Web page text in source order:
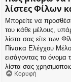
λίστες Φίλων
Μπορείτε να
του κάθε μέλους,
λίστα σας είτε των
Πίνακα Ελέγχου
εισάγοντας το όνομα
λίστα σας
Κορυφή